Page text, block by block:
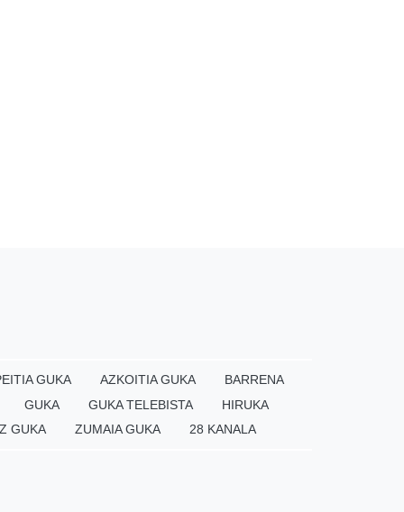
GUKA AZKOITIA GUKA
BARRENA
GUKA
GUKA TELEBISTA
HIRUKA
GUKA
ZUMAIA GUKA 28 KANALA